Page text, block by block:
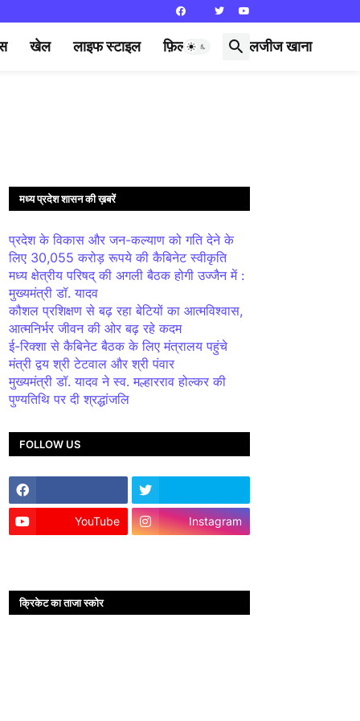
खेल लाइफ स्टाइल फ़िल्मी दुनिया लजीज खाना
मध्य प्रदेश शासन की ख़बरें
प्रदेश के विकास और जन-कल्याण को गति देने के
लिए 30,055 करोड़ रूपये की कैबिनेट स्वीकृति
मध्य क्षेत्रीय परिषद् की अगली बैठक होगी उज्जैन में :
मुख्यमंत्री डॉ. यादव
कौशल प्रशिक्षण से बढ़ रहा बेटियों का आत्मविश्वास,
आत्मनिर्भर जीवन की ओर बढ़ रहे कदम
ई-रिक्शा से कैबिनेट बैठक के लिए मंत्रालय पहुंचे
मंत्री द्वय श्री टेटवाल और श्री पंवार
मुख्यमंत्री डॉ. यादव ने स्व. मल्हारराव होल्कर की
पुण्यतिथि पर दी श्रद्धांजलि
FOLLOW US
YouTube Instagram
क्रिकेट का ताजा स्कोर